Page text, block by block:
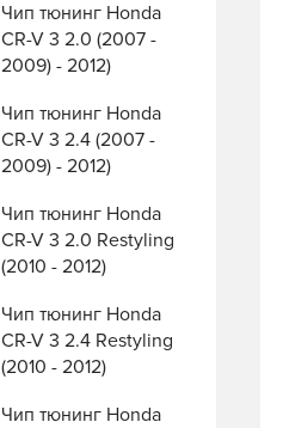
Чип тюнинг Honda
CR-V 3 2.0 (2007 -
2009) - 2012)
Чип тюнинг Honda
CR-V 3 2.4 (2007 -
2009) - 2012)
Чип тюнинг Honda
CR-V 3 2.0 Restyling
(2010 - 2012)
Чип тюнинг Honda
CR-V 3 2.4 Restyling
(2010 - 2012)
Чип тюнинг Honda